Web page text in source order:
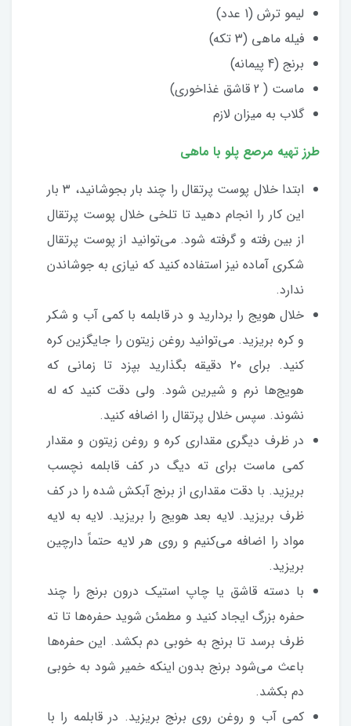
لیمو ترش (1 عدد)
فیله ماهی (3 تکه)
برنج (4 پیمانه)
ماست ( 2 قاشق غذاخوری)
گلاب به میزان لازم
طرز تهیه مرصع پلو با ماهی
ابتدا خلال پوست پرتقال را چند بار بجوشانید، ۳ بار
این کار را انجام دهید تا تلخی خلال پوست پرتقال
از بین رفته و گرفته شود. می‌توانید از پوست پرتقال
شکری آماده نیز استفاده کنید که نیازی به جوشاندن
ندارد.
خلال هویج را بردارید و در قابلمه با کمی آب و شکر
و کره بریزید. می‌توانید روغن زیتون را جایگزین کره
کنید. برای ۲۰ دقیقه بگذارید بپزد تا زمانی که
هویج‌ها نرم و شیرین شود. ولی دقت کنید که له
نشوند. سپس خلال پرتقال را اضافه کنید.
در ظرف دیگری مقداری کره و روغن زیتون و مقدار
کمی ماست برای ته دیگ در کف قابلمه نچسب
بریزید. با دقت مقداری از برنج آبکش شده را در کف
ظرف بریزید. لایه بعد هویج را بریزید. لایه به لایه
مواد را اضافه می‌کنیم و روی هر لایه حتماً دارچین
بریزید.
با دسته قاشق یا چاپ استیک درون برنج را چند
حفره بزرگ ایجاد کنید و مطمئن شوید حفره‌ها تا ته
ظرف برسد تا برنج به خوبی دم بکشد. این حفره‌ها
باعث می‌شود برنج بدون اینکه خمیر شود به خوبی
دم بکشد.
کمی آب و روغن روی برنج بریزید. در قابلمه را با